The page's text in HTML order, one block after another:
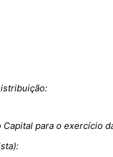
para o exercício